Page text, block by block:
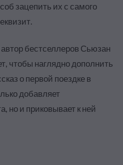
зацепить их с самого
бестселлеров Сьюзан
чтобы наглядно дополнить
о первой поездке в
добавляет
но и приковывает к ней